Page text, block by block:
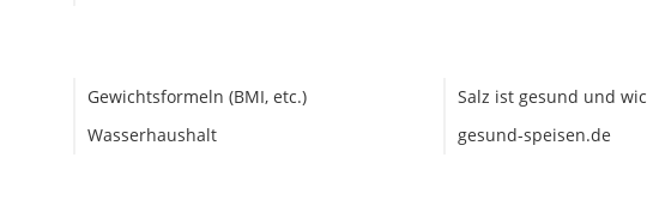
Gewichtsformeln (BMI, etc.)
Wasserhaushalt
Salz ist gesund und
gesund-speisen.de